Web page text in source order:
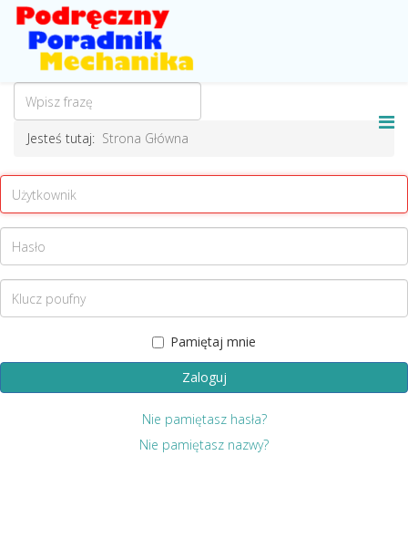
Jesteś tutaj: Strona Główna
Pamiętaj mnie
Zaloguj
Nie pamiętasz hasła?
Nie pamiętasz nazwy?